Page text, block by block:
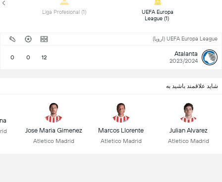
UEFA Europa
UEFA Europa League (اروپا)
Atalanta
2023/2024
12
0
0
شاید علاقمند باشید به
Julian Alvarez
Atletico Madrid
Marcos Llorente
Atletico Madrid
Jose Maria Gimenez
Atletico Madrid